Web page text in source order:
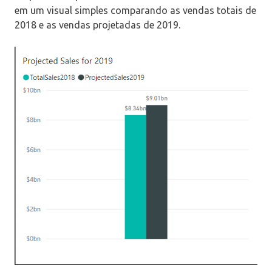
em um visual simples comparando as vendas totais de
2018 e as vendas projetadas de 2019.